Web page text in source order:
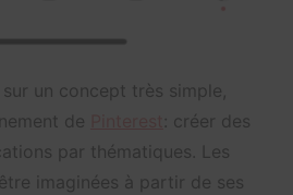
un concept très simple,
de
: créer des
par thématiques. Les
imaginées à partir de ses